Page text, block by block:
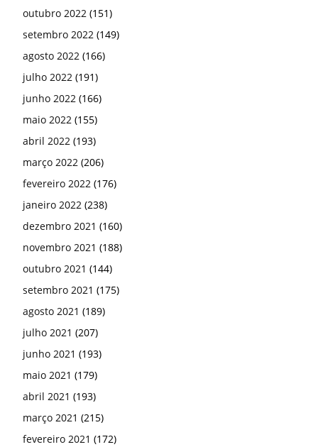
outubro 2022 (151)
setembro 2022 (149)
agosto 2022 (166)
julho 2022 (191)
junho 2022 (166)
maio 2022 (155)
abril 2022 (193)
março 2022 (206)
fevereiro 2022 (176)
janeiro 2022 (238)
dezembro 2021 (160)
novembro 2021 (188)
outubro 2021 (144)
setembro 2021 (175)
agosto 2021 (189)
julho 2021 (207)
junho 2021 (193)
maio 2021 (179)
abril 2021 (193)
março 2021 (215)
fevereiro 2021 (172)